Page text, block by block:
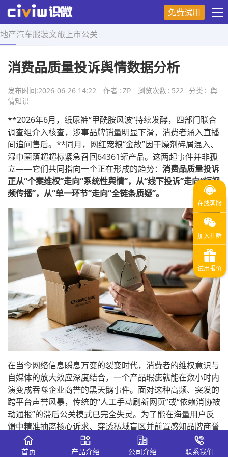
免费试用
地产汽车服装文旅 上市公关
首页 > 舆情知识 > 正文
消费品质量投诉舆情数据分析
发布时间:2026-06-26 14:22 作者 : ZP 浏览次数 : 522 分类 : 舆
情知识
**2026年6月，纸尿裤“甲酰胺风波”持续发酵，四部门联合
调查组介入核查，涉事品牌销量明显下滑，消费者涌入直播
间追问售后。**同月，网红宠粮“金故”因干燥剂碎屑混入、
湿巾菌落超超标紧急召回64361罐产品。这两起事件并非孤
立——它们共同指向一个正在形成的趋势： 消费品质量投诉
正从“个案维权”走向“系统性舆情”，从“线下投诉”走向“短视
频传播”，从“单一环节”走向“全链条质疑”。
在当今网络信息瞬息万变的裂变时代，消费者的维权意识与
自媒体的放大效应深度结合，一个产品瑕疵就能在数小时内
演变成吞噬企业商誉的黑天鹅事件。面对这种高频、突发的
跨平台声誉风暴，传统的“人工手动刷新网页”或“依赖消协被
动通报”的滞后公关模式已完全失灵。为了能在海量用户反
馈中精准抽离核心诉求、穿透私域盲区并前置感知品牌商誉
受损程度，越来越多的消费品巨头、电商平台与合规风控部
门开始引入专业的识微舆情 监控系统。该系统依托7×24小
首页 产品介绍 公司介绍 联系我们